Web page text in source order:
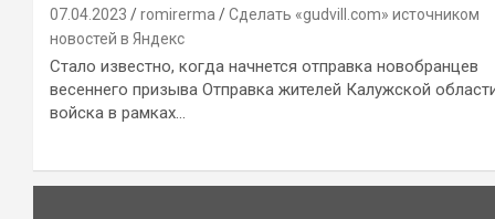
07.04.2023 romirerma
Сделать «gudvill.com» источником
новостей в Яндекс
Стало известно, когда начнется отправка новобранцев
весеннего призыва Отправка жителей Калужской
войска в рамках…